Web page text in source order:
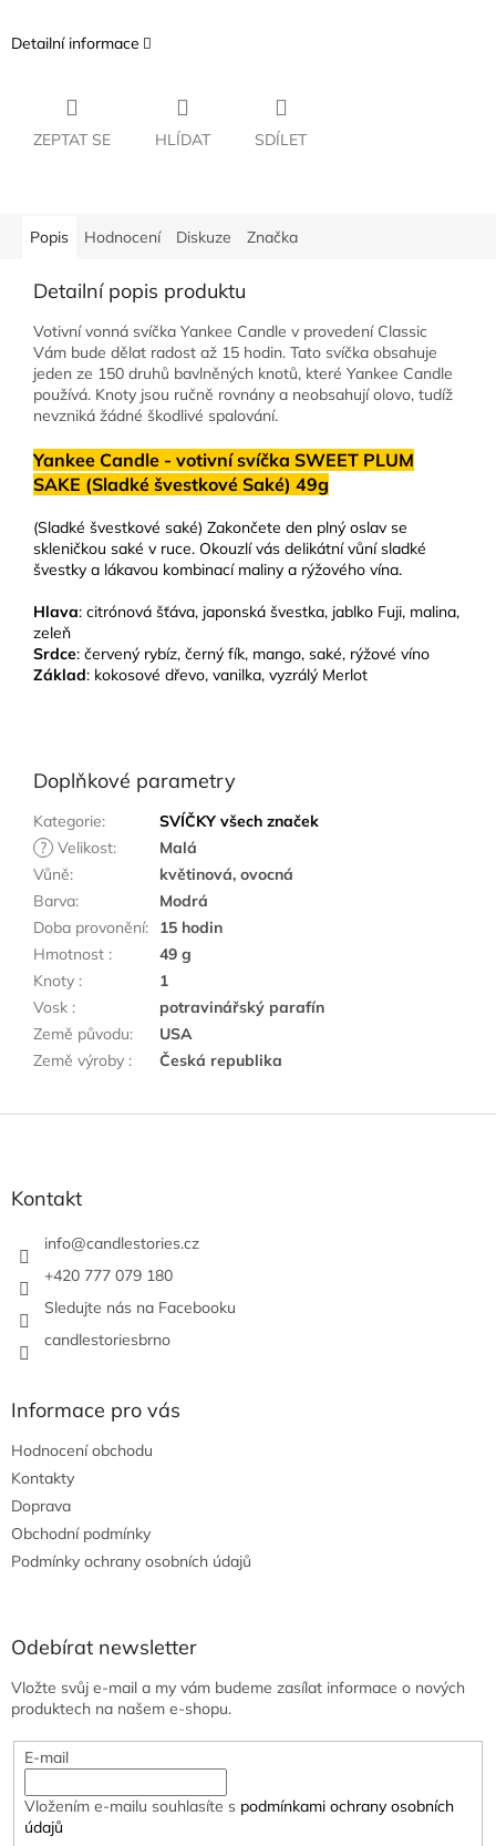
Detailní informace
ZEPTAT SE HLÍDAT SDÍLET
Popis Hodnocení Diskuze Značka
Detailní popis produktu
Votivní vonná svíčka Yankee Candle v provedení Classic
Vám bude dělat radost až 15 hodin. Tato svíčka obsahuje
jeden ze 150 druhů bavlněných knotů, které Yankee Candle
používá. Knoty jsou ručně rovnány a neobsahují olovo, tudíž
nevzniká žádné škodlivé spalování.
Yankee Candle - votivní svíčka SWEET PLUM
SAKE (Sladké švestkové Saké) 49g
(Sladké švestkové saké) Zakončete den plný oslav se
skleničkou saké v ruce. Okouzlí vás delikátní vůní sladké
švestky a lákavou kombinací maliny a rýžového vína.
Hlava: citrónová šťáva, japonská švestka, jablko Fuji, malina,
zeleň
Srdce: červený rybíz, černý fík, mango, saké, rýžové víno
Základ: kokosové dřevo, vanilka, vyzrálý Merlot
Doplňkové parametry
Kategorie:
SVÍČKY všech značek
? Velikost:
Malá
Vůně:
květinová, ovocná
Barva:
Modrá
Doba provonění:
15 hodin
Hmotnost :
49 g
Knoty :
1
Vosk :
potravinářský parafín
Země původu:
USA
Země výroby : Česká republika
Kontakt
info@candlestories.cz
+420 777 079 180
Sledujte nás na Facebooku
candlestoriesbrno
Informace pro vás
Hodnocení obchodu
Kontakty
Doprava
Obchodní podmínky
Podmínky ochrany osobních údajů
Odebírat newsletter
Vložte svůj e-mail a my vám budeme zasílat informace o nových
produktech na našem e-shopu.
E-mail
Vložením e-mailu souhlasíte s podmínkami ochrany osobních
údajů